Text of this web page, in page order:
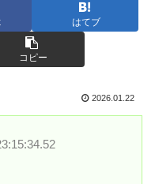
はてブ
コピー
2026.01.22